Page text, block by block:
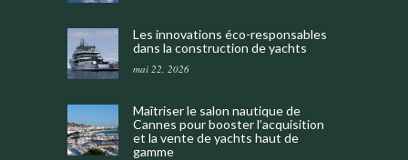
Les innovations éco-responsables
dans la construction de yachts
mai 22, 2026
Maîtriser le salon nautique de
Cannes pour booster l’acquisition
et la vente de yachts haut de
gamme